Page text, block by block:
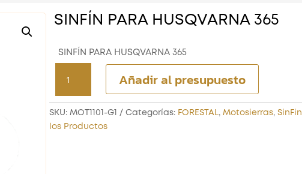
SINFÍN PARA HUSQVARNA 365
SINFÍN PARA HUSQVARNA 365
PARA
HUSQVARNA
365
cantidad
Añadir al presupuesto
SKU: MOT1101-G1 Categorías: FORESTAL, Motosierras, SinFin
los Productos